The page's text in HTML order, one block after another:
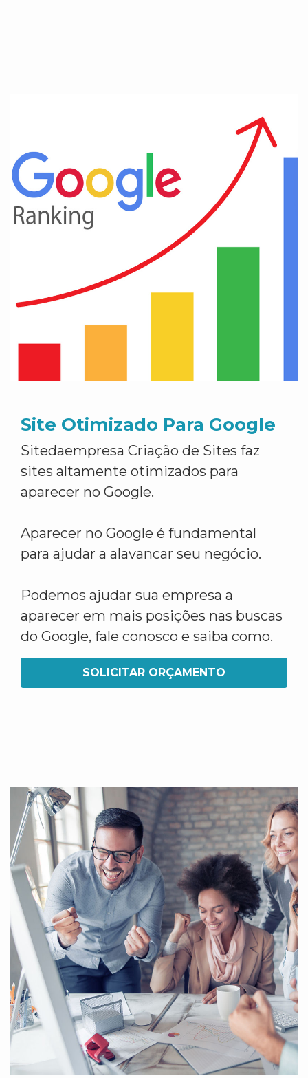
Site Otimizado Para Google
Sitedaempresa Criação de Sites faz
sites altamente otimizados para
aparecer no Google.
Aparecer no Google é fundamental
para ajudar a alavancar seu negócio.
Podemos ajudar sua empresa a
aparecer em mais posições nas buscas
do Google, fale conosco e saiba como.
SOLICITAR ORÇAMENTO